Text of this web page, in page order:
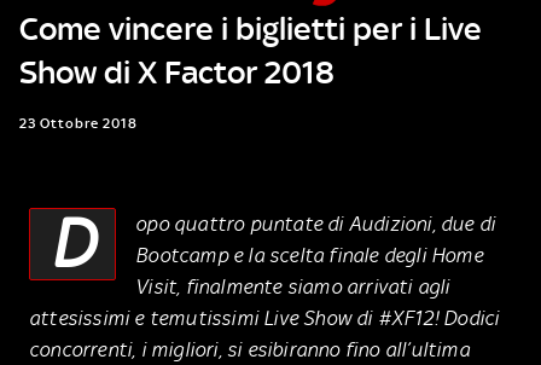
Cos’altro vedere:
PROGRAMMI SKY
Un mondo di offerte:
SKY.IT
Come vincere i biglietti per i Live
Show di X Factor 2018
23 Ottobre 2018
D
opo quattro puntate di Audizioni, due di
Bootcamp e la scelta finale degli Home
Visit, finalmente siamo arrivati agli
attesissimi e temutissimi Live Show di #XF12! Dodici
concorrenti, i migliori, si esibiranno fino all’ultima